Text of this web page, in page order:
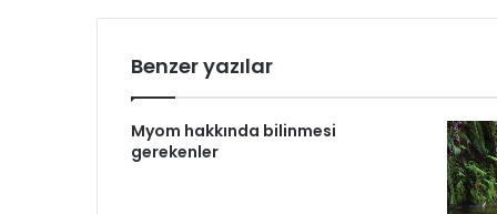
Benzer yazılar
Myom hakkında bilinmesi
gerekenler